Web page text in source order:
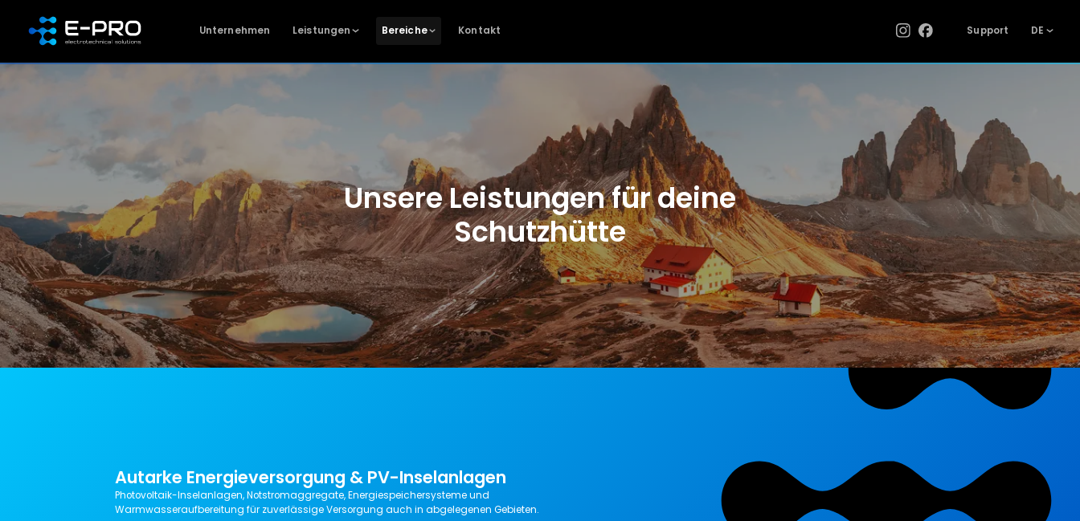
Unternehmen Leistungen Bereiche Kontakt DE
Support
Unsere Leistungen für deine
Schutzhütte
Autarke Energieversorgung & PV-Inselanlagen
Photovoltaik-Inselanlagen, Notstromaggregate, Energiespeichersysteme und
Warmwasseraufbereitung für zuverlässige Versorgung auch in abgelegenen Gebieten.